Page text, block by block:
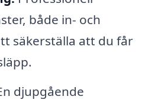
både in- och
säkerställa att du får
djupgående